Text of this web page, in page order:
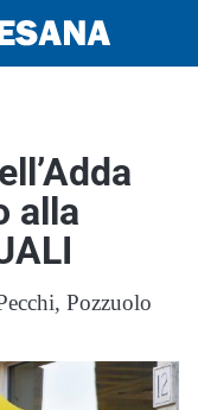
alla
Pozzuolo